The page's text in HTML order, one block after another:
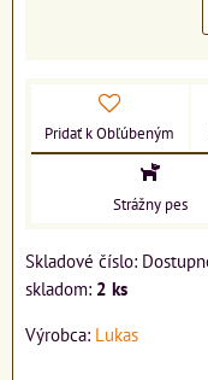
Pridať k Obľúbeným
Strážny pes
Skladové číslo:
skladom: 2 ks
Výrobca: Lukas